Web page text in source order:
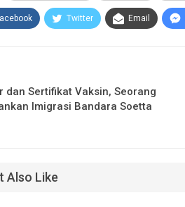
Twitter Email
dan Sertifikat Vaksin, Seorang
Imigrasi Bandara Soetta
Also Like